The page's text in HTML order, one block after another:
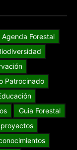
Agenda Forestal
Patrocinado
Guia Forestal